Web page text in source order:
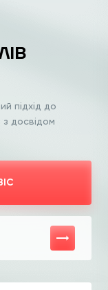
підхід до
з досвідом